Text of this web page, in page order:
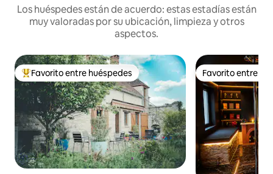
Los huéspedes están de acuerdo: estas estadías están
muy valoradas por su ubicación, limpieza y otros
aspectos.
Favorito entre huéspedes preferido
Favorito entre huéspedes Favorito entre
Favorito entre